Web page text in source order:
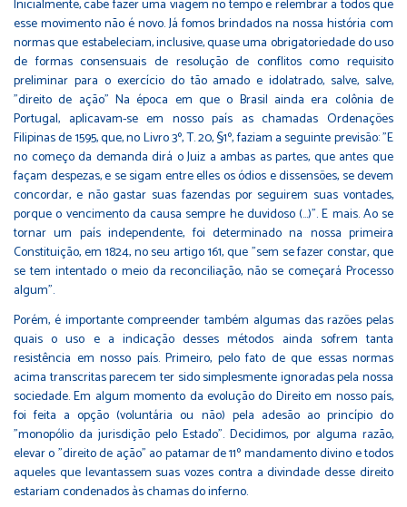
Inicialmente, cabe fazer uma viagem no tempo e relembrar a todos que
esse movimento não é novo. Já fomos brindados na nossa história com
normas que estabeleciam, inclusive, quase uma obrigatoriedade do uso
de formas consensuais de resolução de conflitos como requisito
preliminar para o exercício do tão amado e idolatrado, salve, salve,
"direito de ação" Na época em que o Brasil ainda era colônia de
Portugal, aplicavam-se em nosso país as chamadas Ordenações
Filipinas de 1595, que, no Livro 3º, T. 20, §1º, faziam a seguinte previsão: "E
no começo da demanda dirá o Juiz a ambas as partes, que antes que
façam despezas, e se sigam entre elles os ódios e dissensões, se devem
concordar, e não gastar suas fazendas por seguirem suas vontades,
porque o vencimento da causa sempre he duvidoso (...)". E mais. Ao se
tornar um país independente, foi determinado na nossa primeira
Constituição, em 1824, no seu artigo 161, que "sem se fazer constar, que
se tem intentado o meio da reconciliação, não se começará Processo
algum".
Porém, é importante compreender também algumas das razões pelas
quais o uso e a indicação desses métodos ainda sofrem tanta
resistência em nosso país. Primeiro, pelo fato de que essas normas
acima transcritas parecem ter sido simplesmente ignoradas pela nossa
sociedade. Em algum momento da evolução do Direito em nosso país,
foi feita a opção (voluntária ou não) pela adesão ao princípio do
"monopólio da jurisdição pelo Estado". Decidimos, por alguma razão,
elevar o "direito de ação" ao patamar de 11º mandamento divino e todos
aqueles que levantassem suas vozes contra a divindade desse direito
estariam condenados às chamas do inferno.